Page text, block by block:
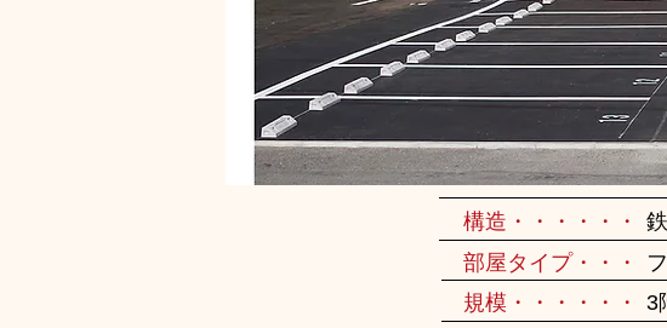
構造・・・・・・
部屋タイプ・・・
規模・・・・・・
3